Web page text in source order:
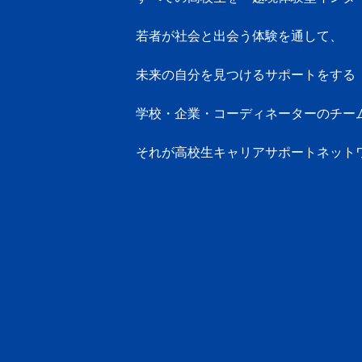
若者が社会と出会う体験を通して、
未来の自分を見つけるサポートをする
学校・企業・コーディネーターのチー
それが高校生キャリアサポートネット